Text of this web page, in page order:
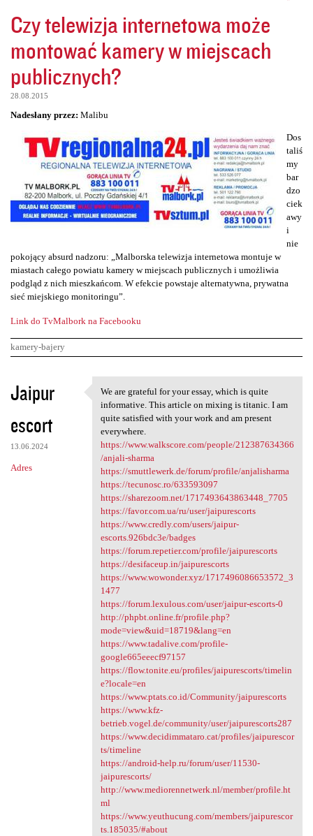
Czy telewizja internetowa może
montować kamery w miejscach
publicznych?
28.08.2015
Nadesłany przez: Malibu
Dos
taliś
my
bar
dzo
ciek
awy
i
nie
pokojący absurd nadzoru: „Malborska telewizja internetowa montuje w
miastach całego powiatu kamery w miejscach publicznych i umożliwia
podgląd z nich mieszkańcom. W efekcie powstaje alternatywna, prywatna
sieć miejskiego monitoringu”.
Link do TvMalbork na Facebooku
kamery-bajery
K
o
m
e
n
Jaipur
escort
13.06.2024
Adres
We are grateful for your
We are grateful for your essay, which is quite
informative. This article on mixing is titanic. I am
quite satisfied with your work and am present
everywhere.
https://www.walkscore.com/people/212387634366
/anjali-sharma
https://smuttlewerk.de/forum/profile/anjalisharma
https://tecunosc.ro/633593097
https://sharezoom.net/1717493643863448_7705
https://favor.com.ua/ru/user/jaipurescorts
https://www.credly.com/users/jaipur-
escorts.926bdc3e/badges
https://forum.repetier.com/profile/jaipurescorts
https://desifaceup.in/jaipurescorts
https://www.wowonder.xyz/1717496086653572_3
1477
https://forum.lexulous.com/user/jaipur-escorts-0
http://phpbt.online.fr/profile.php?
mode=view&uid=18719&lang=en
https://www.tadalive.com/profile-
google665eeecf97157
https://flow.tonite.eu/profiles/jaipurescorts/timelin
e?locale=en
https://www.ptats.co.id/Community/jaipurescorts
https://www.kfz-
betrieb.vogel.de/community/user/jaipurescorts287
https://www.decidimmataro.cat/profiles/jaipurescor
ts/timeline
https://android-help.ru/forum/user/11530-
jaipurescorts/
http://www.mediorennetwerk.nl/member/profile.ht
ml
https://www.yeuthucung.com/members/jaipurescor
ts.185035/#about